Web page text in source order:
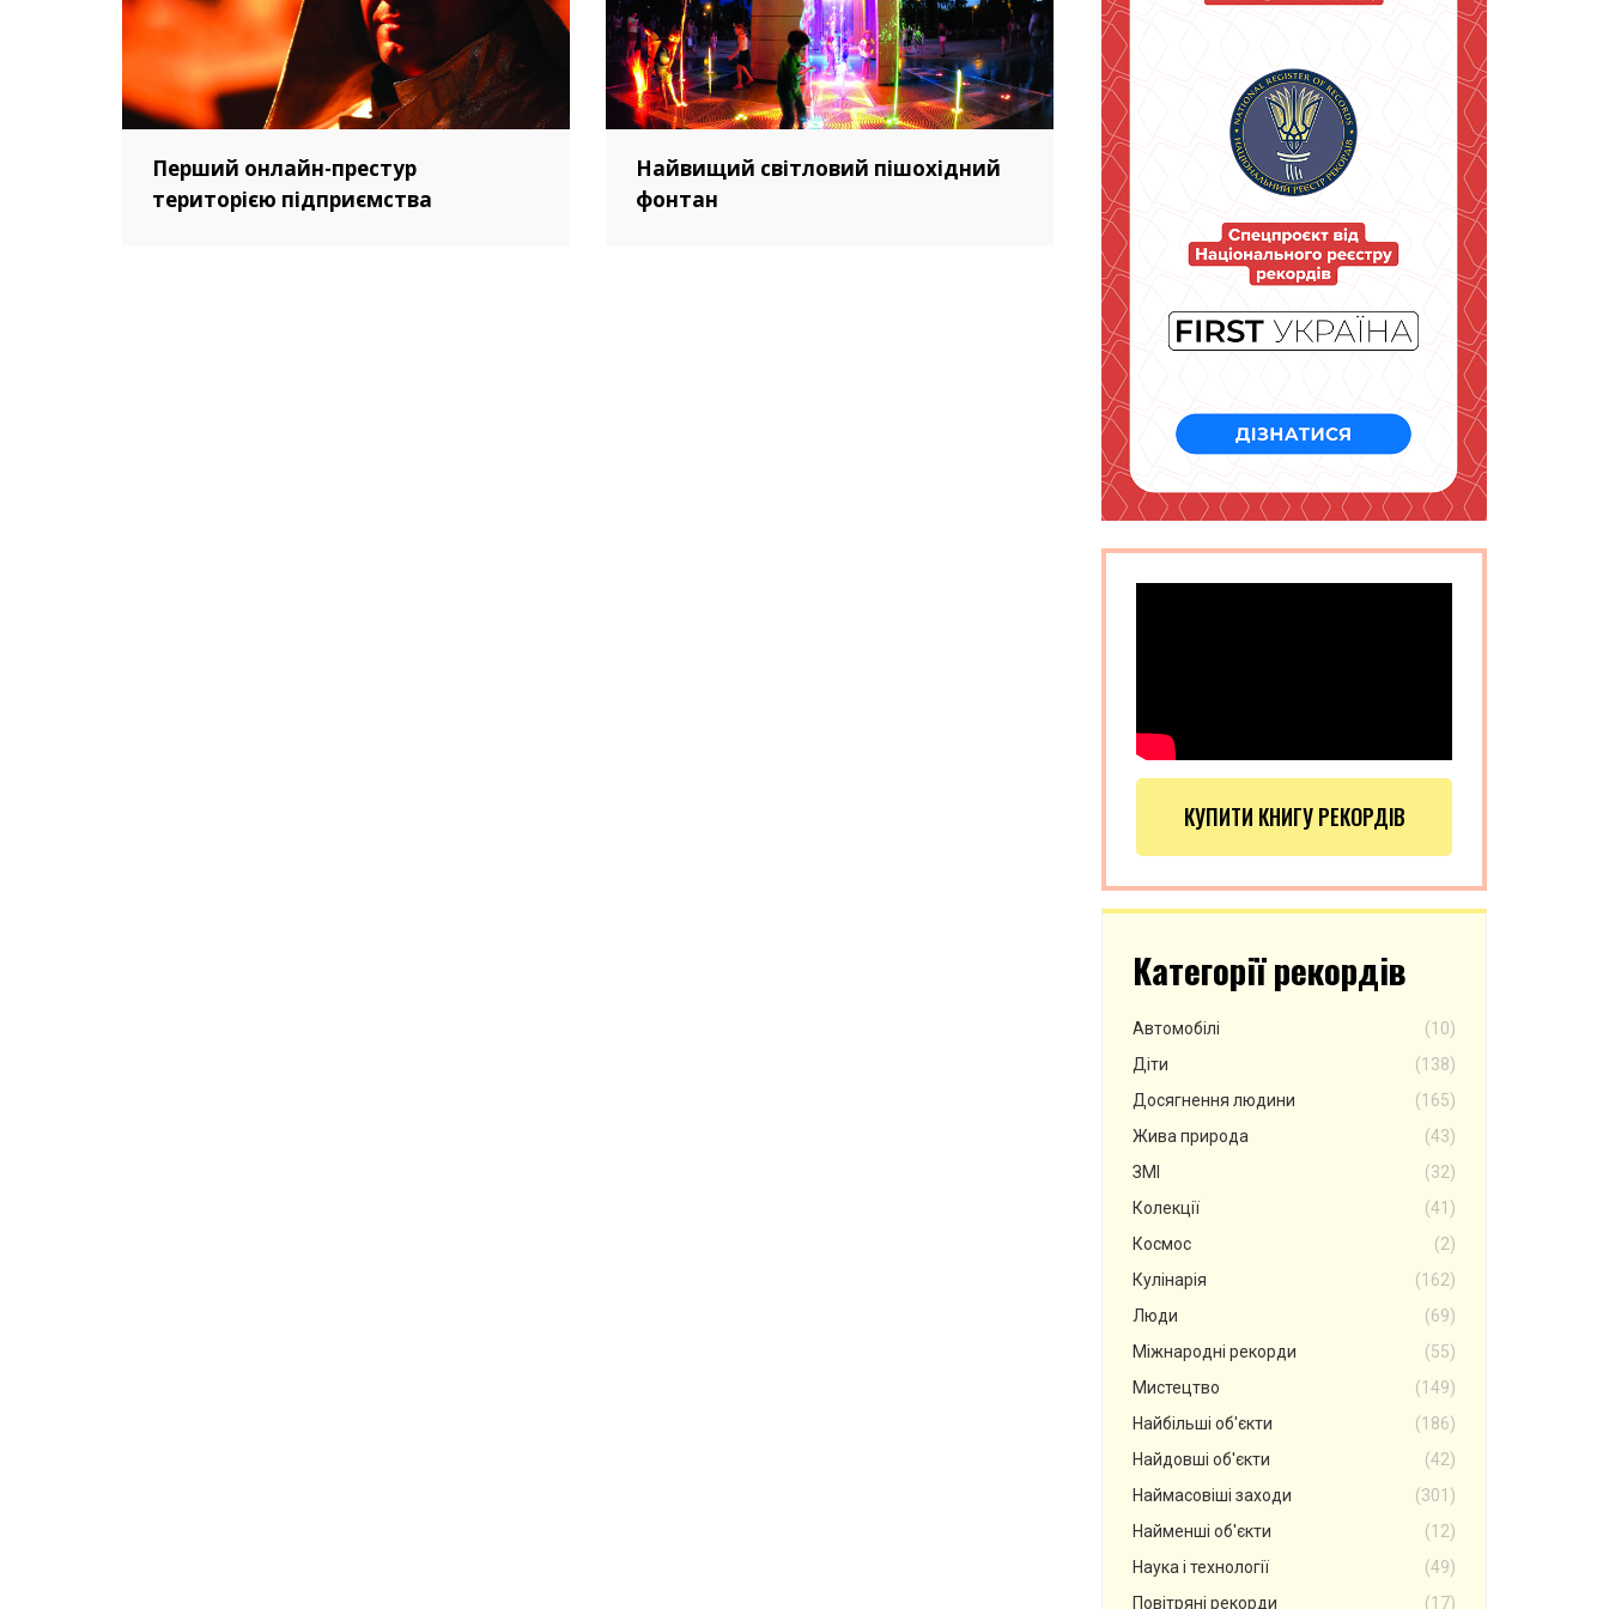
Перший онлайн-престур
територією підприємства
Найвищий світловий пішохідний
фонтан
КУПИТИ КНИГУ РЕКОРДІВ
Категорії рекордів
Автомобілі
(10)
Діти
(138)
Досягнення людини
(165)
Жива природа
(43)
ЗМІ
(32)
Колекції
(41)
Космос
(2)
Кулінарія
(162)
Люди
(69)
Міжнародні рекорди
(55)
Мистецтво
(149)
Найбільші об'єкти
(186)
Найдовші об'єкти
(42)
Наймасовіші заходи
(301)
Найменші об'єкти
(12)
Наука і технології
(49)
Повітряні рекорди
(17)